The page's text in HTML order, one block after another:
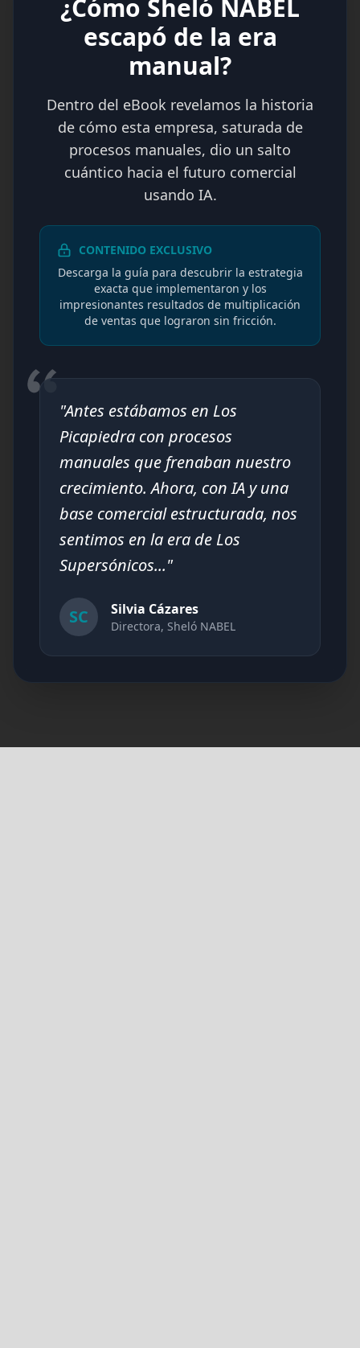
¿Cómo Sheló NABEL
escapó de la era
manual?
Dentro del eBook revelamos la historia
de cómo esta empresa, saturada de
procesos manuales, dio un salto
cuántico hacia el futuro comercial
usando IA.
CONTENIDO EXCLUSIVO
Descarga la guía para descubrir la estrategia
exacta que implementaron y los
impresionantes resultados de multiplicación
de ventas que lograron sin fricción.
"Antes estábamos en Los
Picapiedra con procesos
manuales que frenaban nuestro
crecimiento. Ahora, con IA y una
base comercial estructurada, nos
sentimos en la era de Los
Supersónicos..."
SC Silvia Cázares
Directora, Sheló NABEL